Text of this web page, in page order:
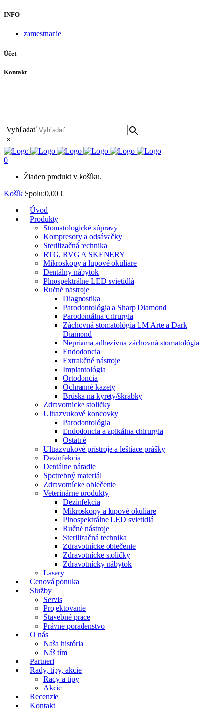
INFO
zamestnanie
Účet
Kontakt
Vyhľadať
×
0
Žiaden produkt v košíku.
Košík Spolu:0,00 €
Úvod
Produkty
Stomatologické súpravy
Kompresory a odsávačky
Sterilizačná technika
RTG, RVG A SKENERY
Mikroskopy a lupové okuliare
Dentálny nábytok
Plnospektrálne LED svietidlá
Ručné nástroje
Diagnostika
Parodontológia a Sharp Diamond
Parodontálna chirurgia
Záchovná stomatológia LM Arte a Dark
Diamond
Nepriama adhezívna záchovná stomatológia
Endodoncia
Extrakčné nástroje
Implantológia
Ortodoncia
Ochranné kazety
Brúska na kyrety/škrabky
Zdravotnícke stoličky
Ultrazvukové koncovky
Parodontológia
Endodoncia a apikálna chirurgia
Ostatné
Ultrazvukové prístroje a leštiace prášky
Dezinfekcia
Dentálne náradie
Spotrebný materiál
Zdravotnícke oblečenie
Veterinárne produkty
Dezinfekcia
Mikroskopy a lupové okuliare
Plnospektrálne LED svietidlá
Ručné nástroje
Sterilizačná technika
Zdravotnícke oblečenie
Zdravotnícke stoličky
Zdravotnícky nábytok
Lasery
Cenová ponuka
Služby
Servis
Projektovanie
Stavebné práce
Právne poradenstvo
O nás
Naša história
Náš tím
Partneri
Rady, tipy, akcie
Rady a tipy
Akcie
Recenzie
Kontakt